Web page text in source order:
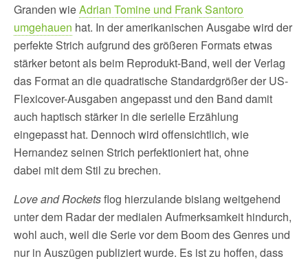
Granden wieAdrian Tomine und Frank Santoro
umgehauen hat. In der amerikanischen Ausgabe wird der
perfekte Strich aufgrund des größeren Formats etwas
stärker betont als beim Reprodukt-Band, weil der Verlag
das Format an die quadratische Standardgrößer der US-
Flexicover-Ausgaben angepasst und den Band damit
auch haptisch stärker in die serielle Erzählung
eingepasst hat. Dennoch wird offensichtlich, wie
Hernandez seinen Strich perfektioniert hat, ohne
dabei mit dem Stil zu brechen.
Love and Rocketsflog hierzulande bislang weitgehend
unter dem Radar der medialen Aufmerksamkeit hindurch,
wohl auch, weil die Serie vor dem Boom des Genres und
nur in Auszügen publiziert wurde. Es ist zu hoffen, dass